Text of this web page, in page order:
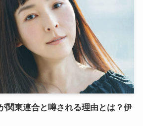
関東連合と噂される理由とは？伊